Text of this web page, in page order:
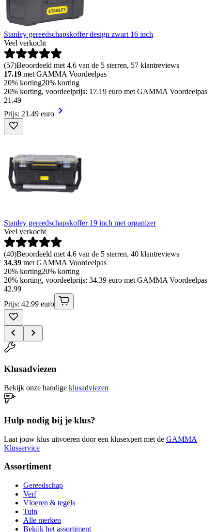
Stanley gereedschapskoffer design zwart 16 inch
Veel verkocht
(57)Beoordeeld met 4.6 van de 5 sterren, 57 klantreviews
17.19 met GAMMA Voordeelpas
20% korting20% korting
20% korting, voordeelprijs: 17.19 euro met GAMMA Voordeelpas
21 .49
Prijs: 21.49 euro
Stanley gereedschapskoffer 19 inch met organizer
Veel verkocht
(40)Beoordeeld met 4.6 van de 5 sterren, 40 klantreviews
34.39 met GAMMA Voordeelpas
20% korting20% korting
20% korting, voordeelprijs: 34.39 euro met GAMMA Voordeelpas
42.99
Prijs: 42.99 euro
Klusadviezen
Bekijk onze handige klusadviezen
Hulp nodig bij je klus?
Laat jouw klus uitvoeren door een klusexpert met de GAMMA
Klusservice
Assortiment
Gereedschap
Verf
Vloeren & tegels
Tuin
Alle merken
Bekijk het assortiment